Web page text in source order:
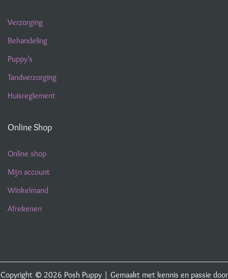
Verzorging
Behandeling
Puppy’s
Tandverzorging
Huisreglement
Online Shop
Online shop
Mijn account
Winkelmand
Afrekenen
Copyright © 2026 Posh Puppy| Gemaakt met kennis en passie door